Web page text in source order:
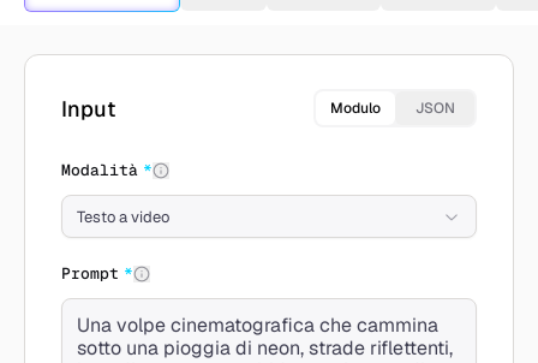
Crea con Wan 2.6
Input Modulo JSON
Modalità *
Testo a video
Prompt *